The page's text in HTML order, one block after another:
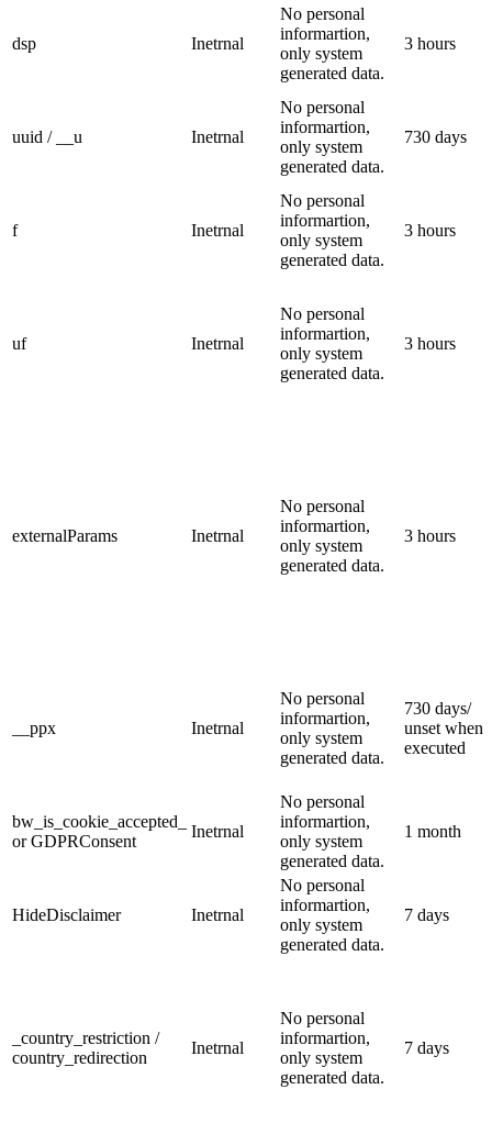
dsp Inetrnal
No personal
informartion,
only system
generated data.
3 hours
uuid / __u Inetrnal
No personal
informartion,
only system
generated data.
730 days
f Inetrnal
No personal
informartion,
only system
generated data.
3 hours
uf Inetrnal
No personal
informartion,
only system
generated data.
3 hours
externalParams Inetrnal
No personal
informartion,
only system
generated data.
3 hours
__ppx Inetrnal
No personal
informartion,
only system
generated data.
730 days/
unset when
executed
bw_is_cookie_accepted_
or GDPRConsent
Inetrnal
No personal
informartion,
only system
generated data.
1 month
HideDisclaimer Inetrnal
No personal
informartion,
only system
generated data.
7 days
_country_restriction /
country_redirection
Inetrnal
No personal
informartion,
only system
generated data.
7 days